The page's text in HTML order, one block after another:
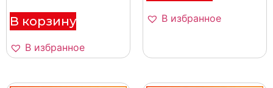
В корзину
В избранное
В избранное